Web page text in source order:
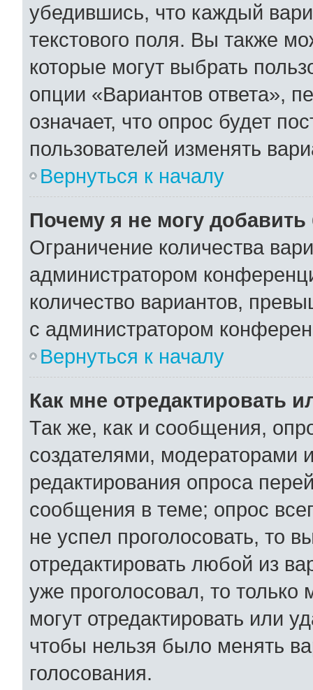
убедившись, что каждый
текстового поля. Вы также
которые могут выбрать
опции «Вариантов ответа»,
означает, что опрос будет
пользователей изменять
Вернуться к началу
Почему я не могу
Ограничение количества
администратором
количество вариантов,
с администратором
Вернуться к началу
Как мне отредактировать
Так же, как и сообщения,
создателями, модераторами
редактирования опроса
сообщения в теме; опрос
не успел проголосовать, то
отредактировать любой из
уже проголосовал, то
могут отредактировать или
чтобы нельзя было менять
голосования.